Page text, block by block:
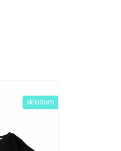
skladom